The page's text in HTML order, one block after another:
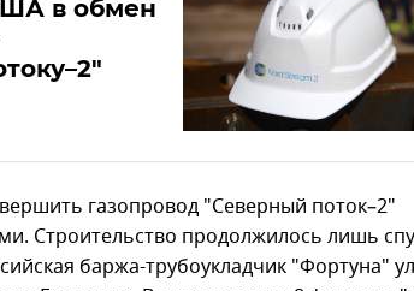
в обмен
газопровод "Северный поток–2"
Строительство продолжилось лишь
баржа-трубоукладчик "Фортуна"